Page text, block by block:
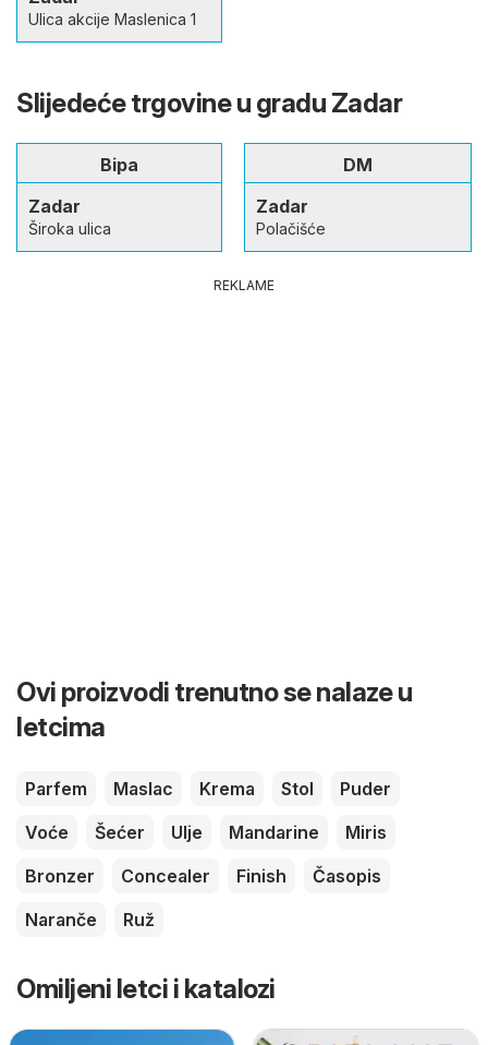
Ulica akcije Maslenica 1
Slijedeće trgovine u gradu Zadar
Bipa
Zadar
Široka ulica
DM
Zadar
Polačišće
REKLAME
Ovi proizvodi trenutno se nalaze u
letcima
Parfem Maslac Krema Stol
Puder
Voće
Šećer Ulje Mandarine
Miris
Bronzer
Concealer Finish
Časopis
Naranče
Ruž
Omiljeni letci i katalozi